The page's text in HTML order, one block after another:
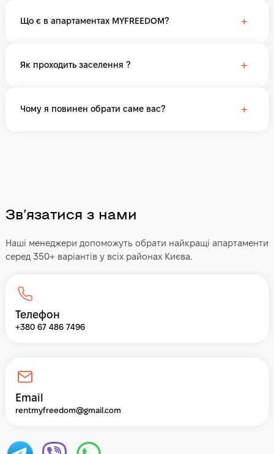
Що є в апартаментах MYFREEDOM? +
Як проходить заселення ? +
Чому я повинен обрати саме вас? +
Звʼязатися з нами
Наші менеджери допоможуть обрати найкращі апартаменти
серед 350+ варіантів у всіх районах Києва.
Телефон
+380 67 486 7496
Email
rentmyfreedom@gmail.com